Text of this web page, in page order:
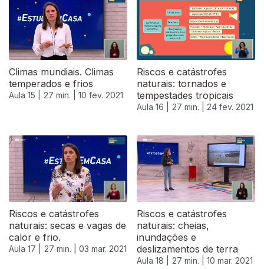
Climas mundiais. Climas
temperados e frios
Aula 15 | 27 min. | 10 fev. 2021
Riscos e catástrofes
naturais: tornados e
tempestades tropicais
Aula 16 | 27 min. | 24 fev. 2021
Riscos e catástrofes
naturais: secas e vagas de
calor e frio.
Aula 17 | 27 min. | 03 mar. 2021
Riscos e catástrofes
naturais: cheias,
inundações e
deslizamentos de terra
Aula 18 | 27 min. | 10 mar. 2021